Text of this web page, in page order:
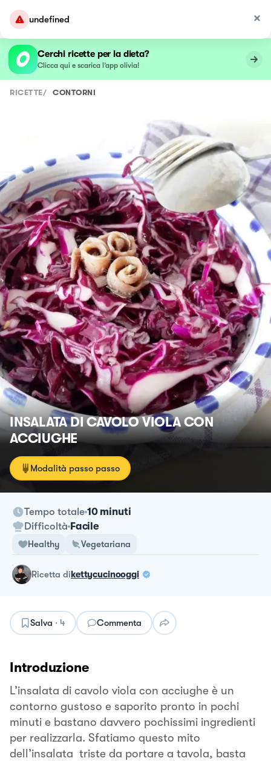
undefined
Cerchi ricette per la dieta?
Clicca qui e scarica l’app olivia!
RICETTE/ CONTORNI
INSALATA DI CAVOLO VIOLA CON
ACCIUGHE
Modalità passo passo
Tempo totale 10 minuti
Difficoltà Facile
Healthy Vegetariana
ricetta dikettycucinooggi
Salva · 4 Commenta
Introduzione
L’insalata di cavolo viola con acciughe è un
contorno gustoso e saporito pronto in pochi
minuti e bastano davvero pochissimi ingredienti
per realizzarla. Sfatiamo questo mito
dell’insalata triste da portare a tavola, basta